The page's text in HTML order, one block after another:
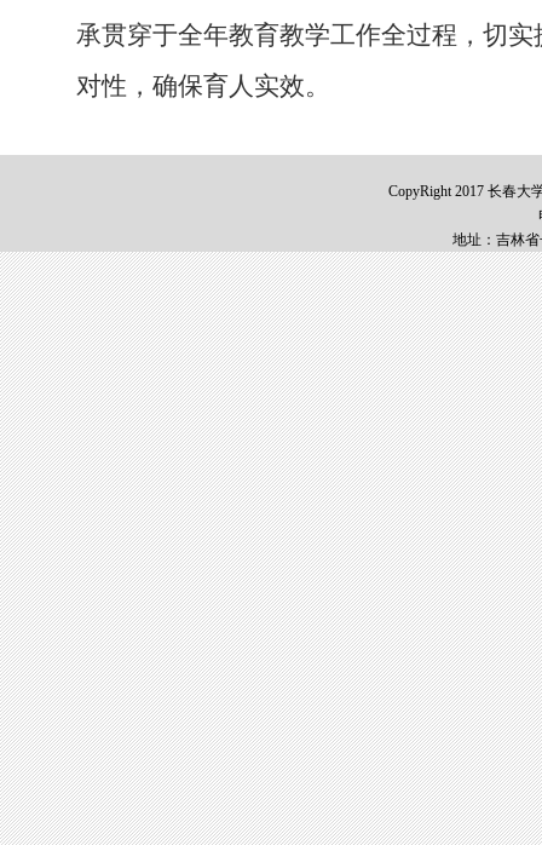
承贯穿于全年教育教学工作全过程，切
对性，确保育人实效。
CopyRight 2017 长春大
地址：吉林